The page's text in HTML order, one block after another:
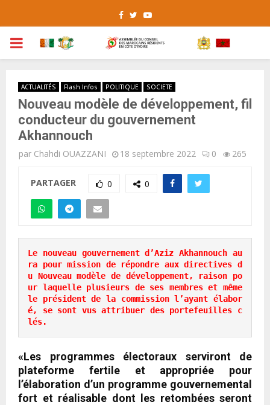
Facebook
TwitterYoutube
PRIMARY
ACTUALITÉS Flash Infos POLITIQUE SOCIETE
Nouveau modèle de développement, fil
conducteur du gouvernement
Akhannouch
par Chahdi OUAZZANI 18 septembre 2022 0 265
PARTAGER 0 0
Le nouveau gouvernement d’Aziz Akhannouch au
ra pour mission de répondre aux directives d
u Nouveau modèle de développement, raison po
ur laquelle plusieurs de ses membres et même
le président de la commission l’ayant élabor
é, se sont vus attribuer des portefeuilles c
lés.
«Les programmes électoraux serviront de
plateforme fertile et appropriée pour
l’élaboration d’un programme gouvernemental
fort et réalisable dont les retombées seront